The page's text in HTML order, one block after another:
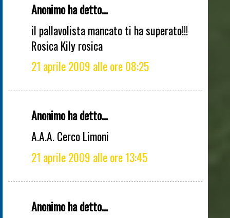
Anonimo ha detto...
il pallavolista mancato ti ha superato!!!
Rosica Kily rosica
21 aprile 2009 alle ore 08:25
Anonimo ha detto...
A.A.A. Cerco Limoni
21 aprile 2009 alle ore 13:45
Anonimo ha detto...